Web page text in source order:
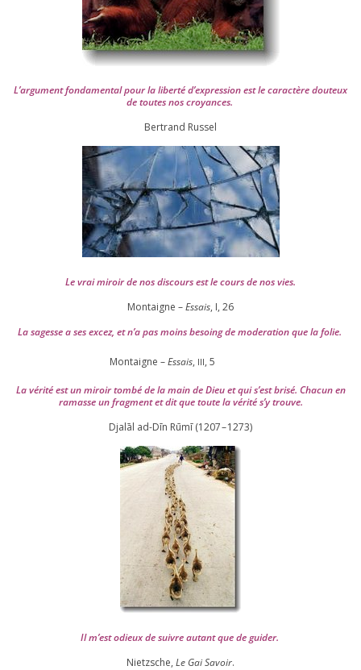
L’argument fon­da­men­tal pour la liber­té d’expression est le carac­tère dou­teux
de toutes nos croyances.
Ber­trand Russel
Le vrai miroir de nos dis­cours est le cours de nos vies.
Montaigne –Essais, I, 26
La sagesse a ses excez, et n’a pas moins besoing de mode­ra­tion que la folie.
Montaigne –Essais, III, 5
La véri­té est un miroir tom­bé de la main de Dieu et qui s’est bri­sé. Chacun en
ramasse un frag­ment et dit que toute la véri­té s’y trouve.
Djalāl ad-Dīn Rūmī (1207–1273)
Il m’est odieux de suivre autant que de gui­der.
Nietzsche, Le Gai Savoir.